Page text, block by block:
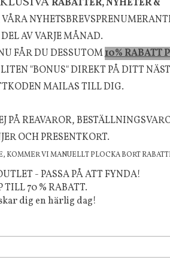
635 kr795 kr
KÖP
och välbefinnande för dig
färgpalett erbjuder vi
hem och ger det lilla extra
välmående!
INSTAGRAM @JBHOME
RABATTER, NYHETER &
AV VARJE MÅNAD.
FÅR DU DESSUTOM10% RABATT
"BONUS" DIREKT PÅ DITT
MAILAS TILL DIG.
PÅ REAVAROR,
OCH PRESENTKORT.
KOMMER VI MANUELLT PLOCKA BORT
- PASSA PÅ ATT FYNDA!
TILL 70 % RABATT.
dig en härlig dag!